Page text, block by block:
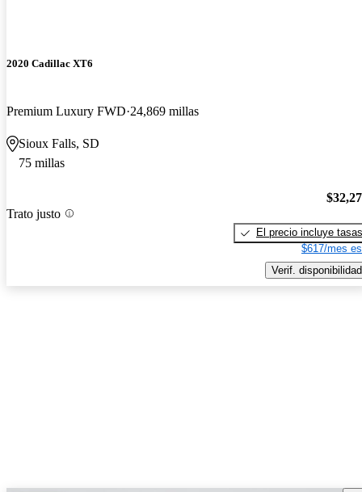
2020 Cadillac XT6
Premium Luxury FWD 24,869 millas
Sioux Falls, SD
75 millas
Trato justo
El precio incluye tasas
$617/mes
Verif. disponibilidad